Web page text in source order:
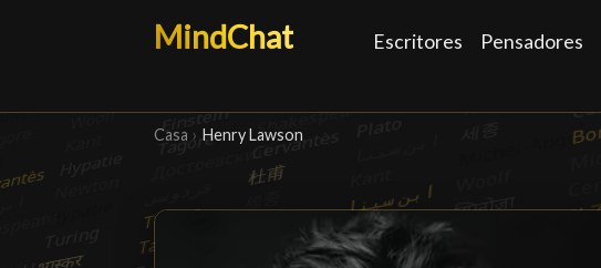
MindChat Escritores Pensadores
Casa › Henry Lawson